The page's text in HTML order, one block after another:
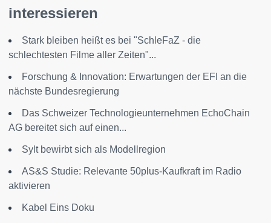
interessieren
Stark bleiben heißt es bei "SchleFaZ - die
schlechtesten Filme aller Zeiten"...
Forschung & Innovation: Erwartungen der EFI an die
nächste Bundesregierung
Das Schweizer Technologieunternehmen EchoChain
AG bereitet sich auf einen...
Sylt bewirbt sich als Modellregion
AS&S Studie: Relevante 50plus-Kaufkraft im Radio
aktivieren
Kabel Eins Doku